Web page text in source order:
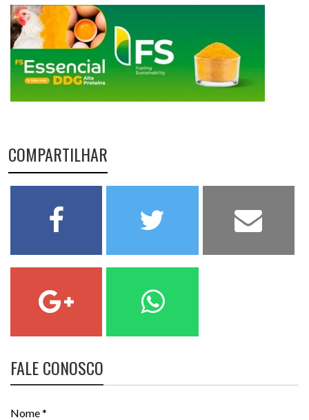
COMPARTILHAR
FALE CONOSCO
Nome *